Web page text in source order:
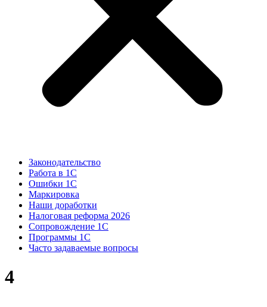
Законодательство
Работа в 1С
Ошибки 1С
Маркировка
Наши доработки
Налоговая реформа 2026
Сопровождение 1С
Программы 1С
Часто задаваемые вопросы
4